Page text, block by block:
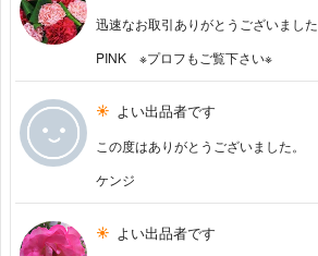
迅速なお取引ありがとうございました
PINK ※プロフもご覧下さい※
よい出品者です
この度はありがとうございました。
ケンジ
よい出品者です